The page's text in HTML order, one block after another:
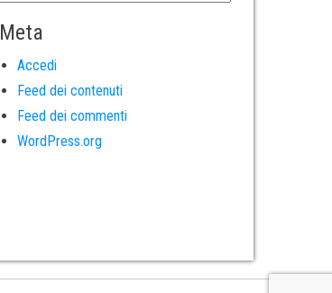
Meta
Accedi
Feed dei contenuti
Feed dei commenti
WordPress.org